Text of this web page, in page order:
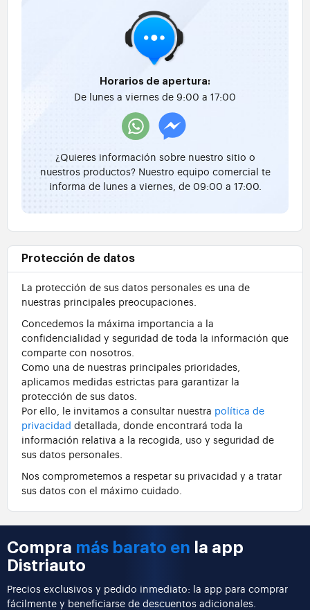
Horarios de apertura:
De lunes a viernes de 9:00 a 17:00
¿Quieres información sobre nuestro sitio o
nuestros productos? Nuestro equipo comercial te
informa de lunes a viernes, de 09:00 a 17:00.
Protección de datos
La protección de sus datos personales es una de
nuestras principales preocupaciones.
Concedemos la máxima importancia a la
confidencialidad y seguridad de toda la información que
comparte con nosotros.
Como una de nuestras principales prioridades,
aplicamos medidas estrictas para garantizar la
protección de sus datos.
Por ello, le invitamos a consultar nuestra política de
privacidad detallada, donde encontrará toda la
información relativa a la recogida, uso y seguridad de
sus datos personales.
Nos comprometemos a respetar su privacidad y a tratar
sus datos con el máximo cuidado.
Compra más barato en la app
Distriauto
Precios exclusivos y pedido inmediato: la app para comprar
fácilmente y beneficiarse de descuentos adicionales.